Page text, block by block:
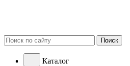
Поиск
Каталог